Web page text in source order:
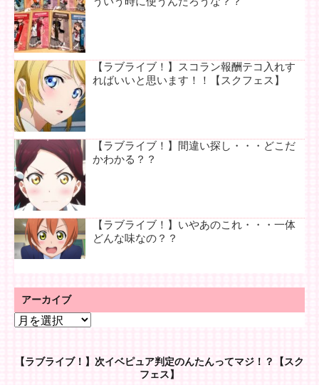
【ラブライブ！】スコラン報酬テコ入れす
ればいいと思います！！【スクフェス】
【ラブライブ！】間違い探し・・・どこだ
かわかる？？
【ラブライブ！】いやあのこれ・・・一体
どんな味なの？？
アーカイブ
ア
イ【ラブライブ！】次イベピュア判定のんたんってマジ！？【スク
フェス】